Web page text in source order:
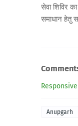
सेवा शिविर
समाधान हेतु
Anupgarh